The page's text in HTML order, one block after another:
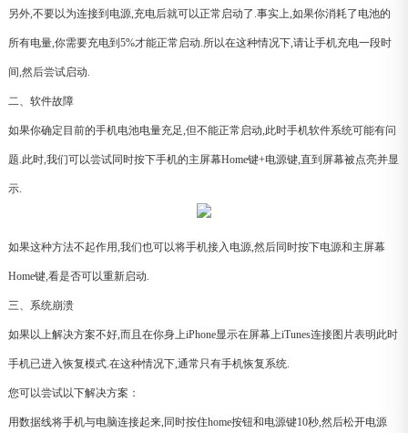
另外,不要以为连接到电源,充电后就可以正常启动了.事实上,如果你消耗了电池的
所有电量,你需要充电到5%才能正常启动.所以在这种情况下,请让手机充电一段时
间,然后尝试启动.
二、软件故障
如果你确定目前的手机电池电量充足,但不能正常启动,此时手机软件系统可能有问
题.此时,我们可以尝试同时按下手机的主屏幕Home键+电源键,直到屏幕被点亮并显
示.
如果这种方法不起作用,我们也可以将手机接入电源,然后同时按下电源和主屏幕
Home键,看是否可以重新启动.
三、系统崩溃
如果以上解决方案不好,而且在你身上iPhone显示在屏幕上iTunes连接图片表明此时
手机已进入恢复模式.在这种情况下,通常只有手机恢复系统.
您可以尝试以下解决方案：
用数据线将手机与电脑连接起来,同时按住home按钮和电源键10秒,然后松开电源